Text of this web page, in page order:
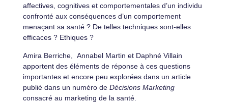
affectives, cognitives et comportementales d’un individu
confronté aux conséquences d’un comportement
menaçant sa santé ? De telles techniques sont-elles
efficaces ? Ethiques ?
Amira Berriche, Annabel Martin et Daphné Villain
apportent des éléments de réponse à ces questions
importantes et encore peu explorées dans un article
publié dans un numéro deDécisions Marketing
consacré au marketing de la santé.